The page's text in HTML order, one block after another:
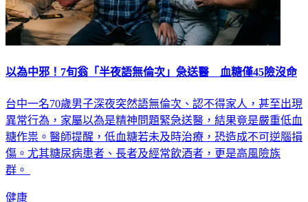
台中一名70歲男子深夜突然語無倫次、認不得家人，甚至出現
異常行為，家屬以為是精神問題緊急送醫，結果竟是嚴重低血
糖作祟。醫師提醒，低血糖若未及時治療，恐造成不可逆腦損
傷。尤其糖尿病患者、長者及經常飲酒者，更是高風險族